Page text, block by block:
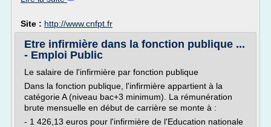
Site : http://www.cnfpt.fr
Etre infirmière dans la fonction publique ...
- Emploi Public
Le salaire de l'infirmière par fonction publique
Dans la fonction publique, l'infirmière appartient à la
catégorie A (niveau bac+3 minimum). La rémunération
brute mensuelle en début de carrière se monte à :
- 1 426,13 euros pour l'infirmière de l'Education nationale